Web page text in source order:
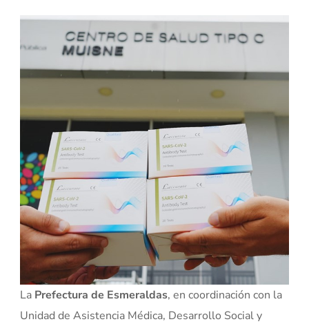
La Prefectura de Esmeraldas, en coordinación con la
Unidad de Asistencia Médica, Desarrollo Social y